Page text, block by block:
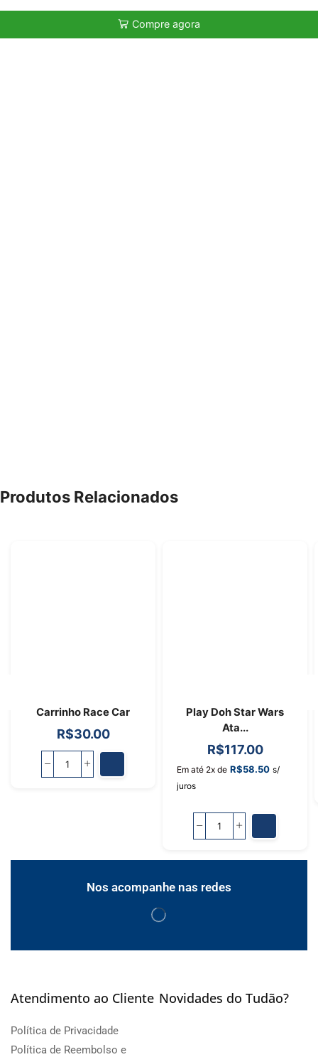
Compre agora
Produtos Relacionados
Carrinho Race Car
R$30.00
Play Doh Star Wars
Ata...
R$117.00
Em até 2x de R$58.50 s/
juros
Nos acompanhe nas redes
Atendimento ao Cliente
Política de Privacidade
Política de Reembolso e
Novidades do Tudão?